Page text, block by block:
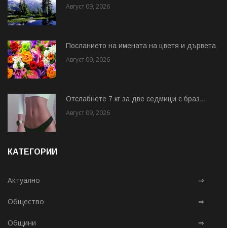
Август 09, 2026
Посланието на имената на цветя и дървета
Август 09, 2026
Отслабнете 7 кг за две седмици с браз...
Август 09, 2026
КАТЕГОРИИ
Актуално ⇒
Общество ⇒
Общини ⇒